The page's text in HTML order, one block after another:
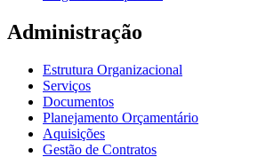
Administração
Estrutura Organizacional
Serviços
Documentos
Planejamento Orçamentário
Aquisições
Gestão de Contratos